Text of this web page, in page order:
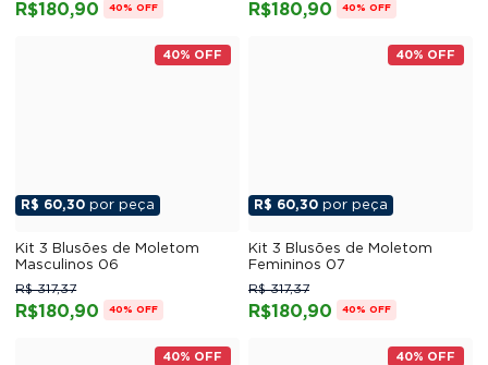
R$180,90 40% OFF R$180,90 40% OFF
40% OFF
R$ 60,30 por peça
Kit 3 Blusões de Moletom
Masculinos 06
R$180,90
R$ 317,37
40% OFF
40% OFF
R$ 60,30 por peça
Kit 3 Blusões de Moletom
Femininos 07
R$180,90
R$ 317,37
40% OFF
40% OFF 40% OFF